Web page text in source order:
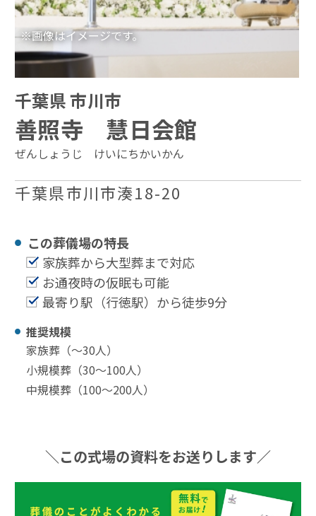
※画像はイメージです。
千葉県 市川市
善照寺 慧日会館
ぜんしょうじ けいにちかいかん
千葉県市川市湊18-20
この葬儀場の特⻑
家族葬から大型葬まで対応
お通夜時の仮眠も可能
最寄り駅（行徳駅）から徒歩9分
推奨規模
家族葬（〜30⼈）
小規模葬（30〜100⼈）
中規模葬（100〜200⼈）
＼この式場の資料をお送りします／